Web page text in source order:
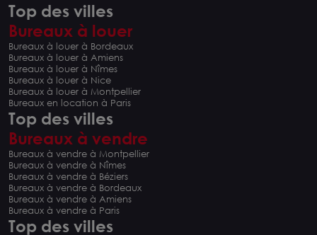
Top des villes
Bureaux à louer
Bureaux à louer à Bordeaux
Bureaux à louer à Amiens
Bureaux à louer à Nîmes
Bureaux à louer à Nice
Bureaux à louer à Montpellier
Bureaux en location à Paris
Top des villes
Bureaux à vendre
Bureaux à vendre à Montpellier
Bureaux à vendre à Nîmes
Bureaux à vendre à Béziers
Bureaux à vendre à Bordeaux
Bureaux à vendre à Amiens
Bureaux à vendre à Paris
Top des villes